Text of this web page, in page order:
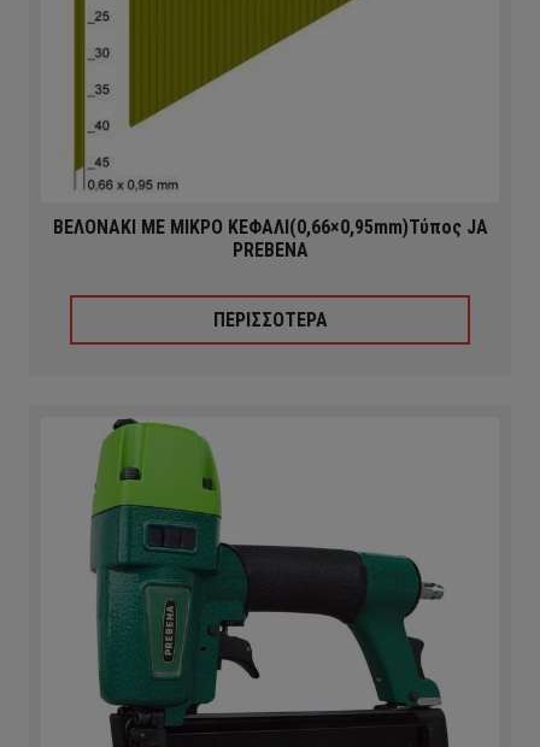
ΒΕΛΟΝΑΚΙ ΜΕ ΜΙΚΡΟ ΚΕΦΑΛΙ(0,66×0,95mm)Τύπος JA
PREBENA
ΠΕΡΙΣΣΟΤΕΡΑ